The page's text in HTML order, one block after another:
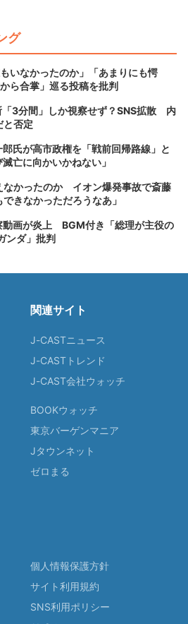
グ
いなかったのか」「あまりにも愕
ら合掌」巡る投稿を批判
「3分間」しか視察せず？SNS拡散 内
と否定
氏が高市政権を「戦前回帰路線」と
亡に向かいかねない」
なかったのか イオン爆発事故で斎藤
きなかっただろうなあ」
動画が炎上 BGM付き「総理が主役の
ンダ」批判
関連サイト
J-CASTニュース
J-CASTトレンド
J-CAST会社ウォッチ
BOOKウォッチ
東京バーゲンマニア
Jタウンネット
ゼロまる
個人情報保護方針
サイト利用規約
SNS利用ポリシー